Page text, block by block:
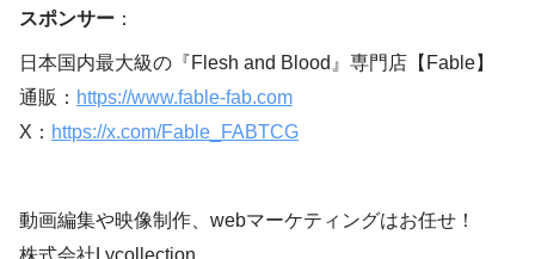
スポンサー ：
日本国内最大級の『Flesh and Blood』専門店【Fable】
通販： https://www.fable-fab.com
X： https://x.com/Fable_FABTCG
動画編集や映像制作、webマーケティングはお任せ！
株式会社Lycollection